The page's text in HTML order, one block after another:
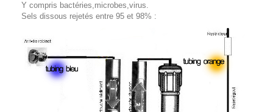
Y compris bactéries,microbes,virus.
Sels dissous rejetés entre 95 et 98% :